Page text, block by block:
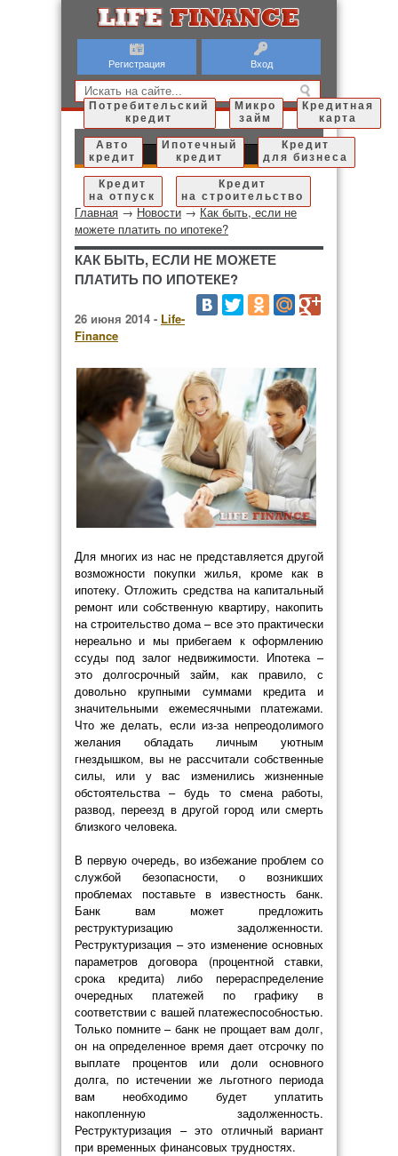
Регистрация Вход
Потребительский
кредит
Микро
займ
Кредитная
карта
Авто
кредит
Ипотечный
кредит
Кредит
для бизнеса
Кредит
на отпуск
Кредит
на строительство
Главная→Новости→Как быть, если не
можете платить по ипотеке?
КАК БЫТЬ, ЕСЛИ НЕ МОЖЕТЕ
ПЛАТИТЬ ПО ИПОТЕКЕ?
26 июня 2014 - Life-
Finance
Для многих из нас не представляется другой
возможности покупки жилья, кроме как в
ипотеку. Отложить средства на капитальный
ремонт или собственную квартиру, накопить
на строительство дома – все это практически
нереально и мы прибегаем к оформлению
ссуды под залог недвижимости. Ипотека –
это долгосрочный займ, как правило, с
довольно крупными суммами кредита и
значительными ежемесячными платежами.
Что же делать, если из-за непреодолимого
желания обладать личным уютным
гнездышком, вы не рассчитали собственные
силы, или у вас изменились жизненные
обстоятельства – будь то смена работы,
развод, переезд в другой город или смерть
близкого человека.
В первую очередь, во избежание проблем со
службой безопасности, о возникших
проблемах поставьте в известность банк.
Банк вам может предложить
реструктуризацию задолженности.
Реструктуризация – это изменение основных
параметров договора (процентной ставки,
срока кредита) либо перераспределение
очередных платежей по графику в
соответствии с вашей платежеспособностью.
Только помните – банк не прощает вам долг,
он на определенное время дает отсрочку по
выплате процентов или доли основного
долга, по истечении же льготного периода
вам необходимо будет уплатить
накопленную задолженность.
Реструктуризация – это отличный вариант
при временных финансовых трудностях.